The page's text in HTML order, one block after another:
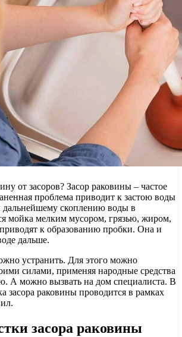
от засоров? Засор раковины – частое
проблема приводит к застою воды
дальнейшему скоплению воды в
мойка мелким мусором, грязью, жиром,
к образованию пробки. Она и
дальше.
устранить. Для этого можно
силами, применяя народные средства
А можно вызвать на дом специалиста. В
засора раковины проводится в рамках
засора раковины